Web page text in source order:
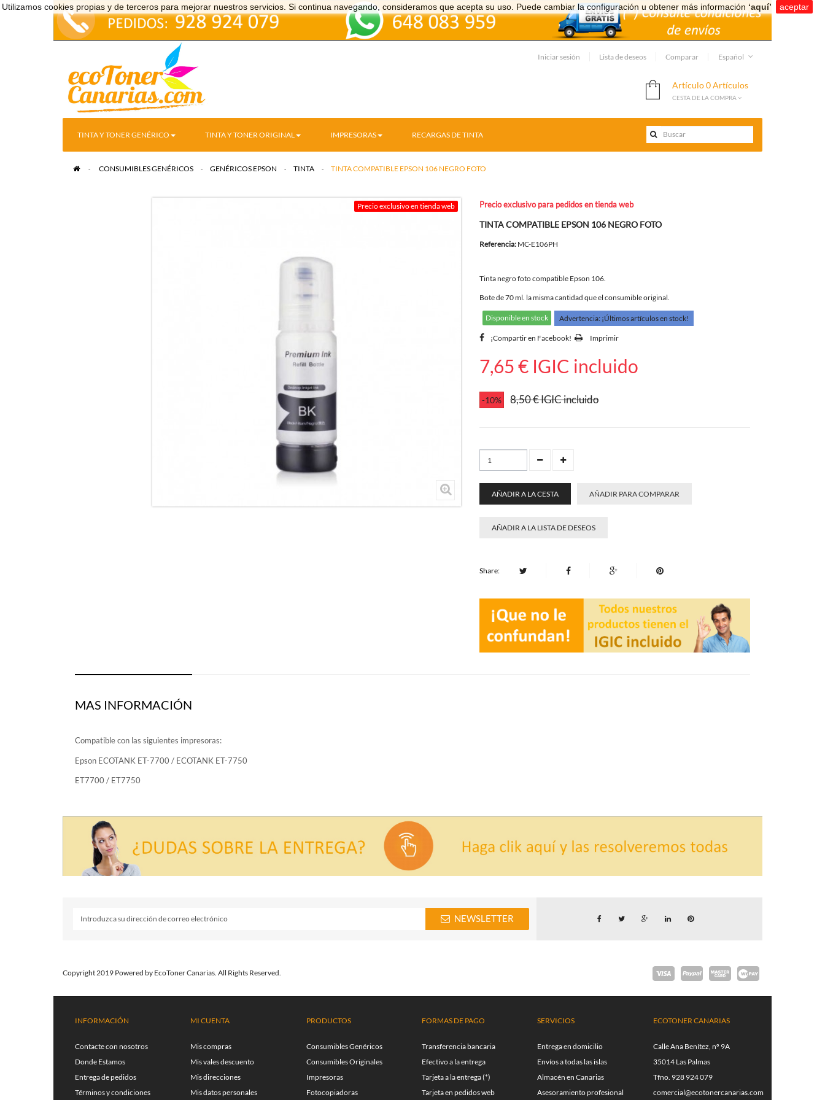
Utilizamos cookies propias y de terceros para mejorar nuestros servicios. Si continua navegando, consideramos que acepta su uso. Puede cambiar la configuración u obtener más información ‘aquí’ aceptar
Español
Iniciar sesión Lista de deseos Comparar
Artículo0 Artículos
CESTA DE LA COMPRA
TINTA Y TONER GENÉRICO TINTA Y TONER ORIGINAL IMPRESORAS RECARGAS DE TINTA
> CONSUMIBLES GENÉRICOS > GENÉRICOS EPSON > TINTA > TINTA COMPATIBLE EPSON 106 NEGRO FOTO
Precio exclusivo en tienda web Precio exclusivo para pedidos en tienda web
TINTA COMPATIBLE EPSON 106 NEGRO FOTO
Referencia: MC-E106PH
Tinta negro foto compatible Epson 106.
Bote de 70 ml. la misma cantidad que el consumible original.
Disponible en stock Advertencia: ¡Últimos artículos en stock!
¡Compartir en Facebook! Imprimir
7,65 € IGIC incluido
-10% 8,50 €IGIC incluido
AÑADIR A LA CESTA AÑADIR PARA COMPARAR
AÑADIR A LA LISTA DE DESEOS
Share:
MAS INFORMACIÓN
Compatible con las siguientes impresoras:
Epson ECOTANK ET-7700 / ECOTANK ET-7750
ET7700 / ET7750
NEWSLETTER
Copyright 2019 Powered by EcoToner Canarias. All Rights Reserved.
INFORMACIÓN
Contacte con nosotros
Donde Estamos
Entrega de pedidos
Términos y condiciones
MI CUENTA
Mis compras
Mis vales descuento
Mis direcciones
Mis datos personales
PRODUCTOS
Consumibles Genéricos
Consumibles Originales
Impresoras
Fotocopiadoras
FORMAS DE PAGO
Transferencia bancaria
Efectivo a la entrega
Tarjeta a la entrega (*)
Tarjeta en pedidos web
SERVICIOS
Entrega en domicilio
Envíos a todas las islas
Almacén en Canarias
Asesoramiento profesional
ECOTONER CANARIAS
Calle Ana Benítez, nº 9A
35014 Las Palmas
Tfno. 928 924 079
comercial@ecotonercanarias.com